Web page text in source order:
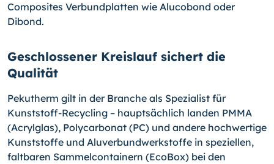
Composites Verbundplatten wie Alucobond oder
Dibond.
Geschlossener Kreislauf sichert die
Qualität
Pekutherm gilt in der Branche als Spezialist für
Kunststoff-Recycling – hauptsächlich landen PMMA
(Acrylglas), Polycarbonat (PC) und andere hochwertige
Kunststoffe und Aluverbundwerkstoffe in speziellen,
faltbaren Sammelcontainern (EcoBox) bei den